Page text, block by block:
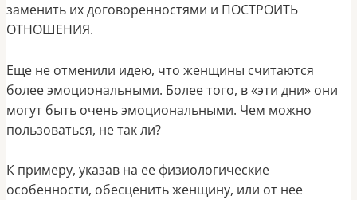
заменить их договоренностями и ПОСТРОИТЬ
ОТНОШЕНИЯ.
Еще не отменили идею, что женщины считаются
более эмоциональными. Более того, в «эти дни» они
могут быть очень эмоциональными. Чем можно
пользоваться, не так ли?
К примеру, указав на ее физиологические
особенности, обесценить женщину, или от нее